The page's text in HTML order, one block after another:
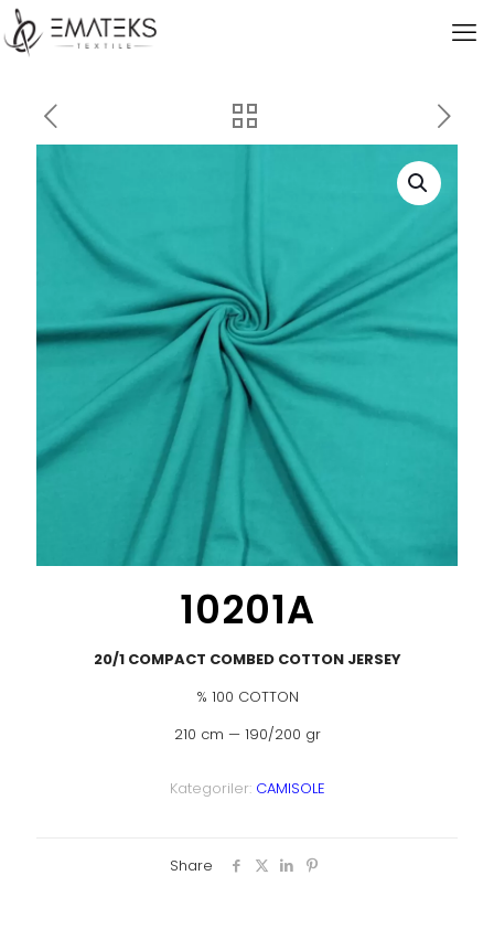
10201A
20/1 COMPACT COMBED COTTON JERSEY
% 100 COTTON
210 cm — 190/200 gr
Kategoriler: CAMISOLE
Share